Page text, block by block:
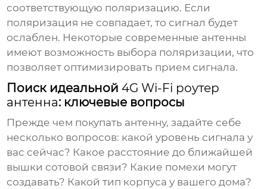
соответствующую поляризацию. Если
поляризация не совпадает, то сигнал будет
ослаблен. Некоторые современные антенны
имеют возможность выбора поляризации, что
позволяет оптимизировать прием сигнала.
Поиск идеальной4G Wi-Fi роутер
антенна: ключевые вопросы
Прежде чем покупать антенну, задайте себе
несколько вопросов: какой уровень сигнала у
вас сейчас? Какое расстояние до ближайшей
вышки сотовой связи? Какие помехи могут
создавать? Какой тип корпуса у вашего дома?